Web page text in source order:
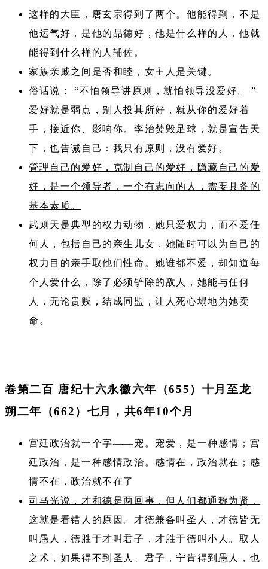
这样的大臣，唐玄宗得到了两个。他能得到，不是
他运气好，是他的品德好，他是什么样的人，他就
能得到什么样的人辅佐。
家族亲戚之间是否和睦，女主人是关键。
俗话说： “不怕领导讲原则，就怕领导没爱好。 ”
爱好就是弱点，别人投其所好，就从你的爱好着
手，接近你、影响你。李治焚毁足球，就是宣告天
下，也告诫自己：我只有原则，没有爱好。
管理自己的爱好，克制自己的爱好，隐藏自己的爱
好，是一个领导者，一个有志向的人，需要具备的
基本素质。
武则天是典型的权力动物，她只爱权力，而不爱任
何人，包括自己的亲生儿女，她随时可以为自己的
权力目的亲手取他们性命。她谁都不爱，却知道每
个人爱什么，除了必须铲除的敌人，她能与任何
人，无论贵贱，结成同盟，让人死心塌地为她卖
命。
卷第二百 唐纪十六永徽六年（655）十月至龙
朔二年（662）七月，共6年10个月
宫廷政治就一个字——宠。宠爱，是一种感情；宫
廷政治，是一种感情政治。感情在，政治就在；感
情不在，政治就不在了
司马光说，才和德是两回事，但人们都通称为贤，
这就是看错人的原因。才德兼备叫圣人，才德皆无
叫愚人，德胜于才叫君子，才胜于德叫小人。取人
之术，如果得不到圣人、君子，宁肯得到愚人，也